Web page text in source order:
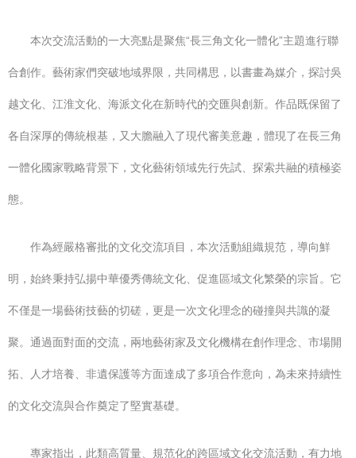
本次交流活動的一大亮點是聚焦“長三角文化一體化”主題進行聯
合創作。藝術家們突破地域界限，共同構思，以書畫為媒介，探討吳
越文化、江淮文化、海派文化在新時代的交匯與創新。作品既保留了
各自深厚的傳統根基，又大膽融入了現代審美意趣，體現了在長三角
一體化國家戰略背景下，文化藝術領域先行先試、探索共融的積極姿
態。
作為經嚴格審批的文化交流項目，本次活動組織規范，導向鮮
明，始終秉持弘揚中華優秀傳統文化、促進區域文化繁榮的宗旨。它
不僅是一場藝術技藝的切磋，更是一次文化理念的碰撞與共識的凝
聚。通過面對面的交流，兩地藝術家及文化機構在創作理念、市場開
拓、人才培養、非遺保護等方面達成了多項合作意向，為未來持續性
的文化交流與合作奠定了堅實基礎。
專家指出，此類高質量、規范化的跨區域文化交流活動，有力地